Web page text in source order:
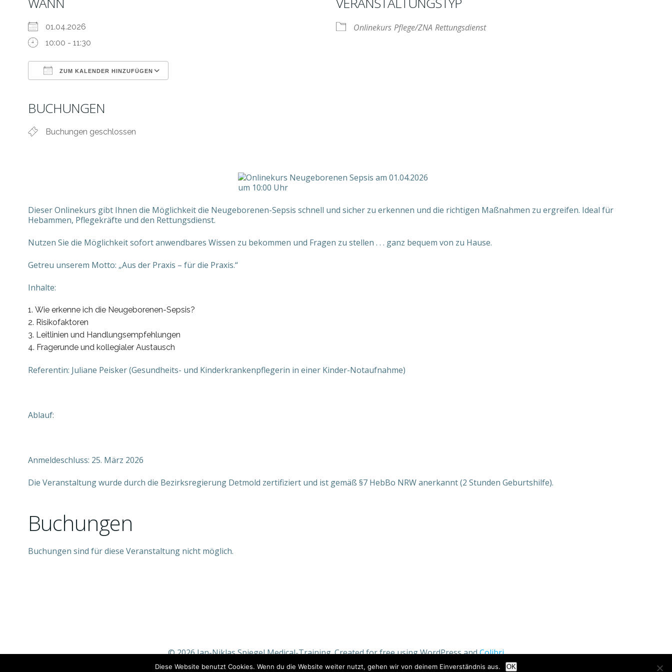
01.04.2026
10:00 - 11:30
ZUM KALENDER HINZUFÜGEN
BUCHUNGEN
Buchungen geschlossen
Onlinekurs Pflege/ZNA Rettungsdienst
Dieser Onlinekurs gibt Ihnen die Möglichkeit die Neugeborenen-Sepsis schnell und sicher zu erkennen und die richtigen Maßnahmen zu ergreifen. Ideal für
Hebammen, Pflegekräfte und den Rettungsdienst.
Nutzen Sie die Möglichkeit sofort anwendbares Wissen zu bekommen und Fragen zu stellen . . . ganz bequem von zu Hause.
Getreu unserem Motto: „Aus der Praxis – für die Praxis.“
Inhalte:
Wie erkenne ich die Neugeborenen-Sepsis?
Risikofaktoren
Leitlinien und Handlungsempfehlungen
Fragerunde und kollegialer Austausch
Referentin: Juliane Peisker (Gesundheits- und Kinderkrankenpflegerin in einer Kinder-Notaufnahme)
Ablauf:
Anmeldeschluss: 25. März 2026
Die Veranstaltung wurde durch die Bezirksregierung Detmold zertifiziert und ist gemäß §7 HebBo NRW anerkannt (2 Stunden Geburtshilfe).
Buchungen
Buchungen sind für diese Veranstaltung nicht möglich.
© 2026 Jan-Niklas Spiegel Medical-Training. Created for free using WordPress andColibri
Diese Website benutzt Cookies. Wenn du die Website weiter nutzt, gehen wir von deinem Einverständnis aus. OK